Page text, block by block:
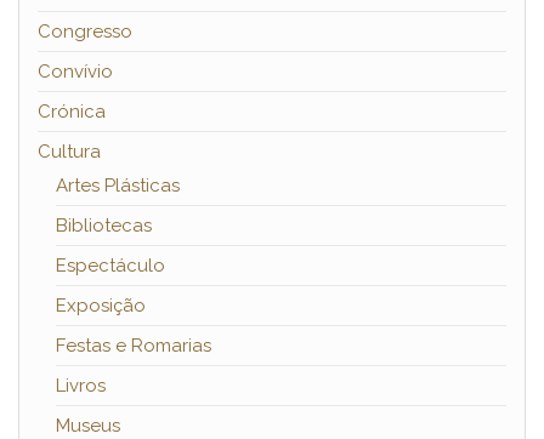
Congresso
Convívio
Crónica
Cultura
Artes Plásticas
Bibliotecas
Espectáculo
Exposição
Festas e Romarias
Livros
Museus